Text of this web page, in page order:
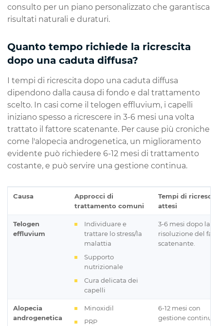
consulto per un piano personalizzato che garantisca
risultati naturali e duraturi.
Quanto tempo richiede la ricrescita
dopo una caduta diffusa?
I tempi di ricrescita dopo una caduta diffusa
dipendono dalla causa di fondo e dal trattamento
scelto. In casi come il telogen effluvium, i capelli
iniziano spesso a ricrescere in 3-6 mesi una volta
trattato il fattore scatenante. Per cause più croniche
come l'alopecia androgenetica, un miglioramento
evidente può richiedere 6-12 mesi di trattamento
costante, e può servire una gestione continua.
Causa
Approcci di
trattamento comuni
Tempi di
attesi
Telogen
effluvium
Individuare e
trattare lo stress/la
malattia
Supporto
nutrizionale
Cura delicata dei
capelli
3-6 mesi dopo la
risoluzione del
scatenante.
Alopecia
androgenetica
Minoxidil
PRP
6-12 mesi con
gestione continua.